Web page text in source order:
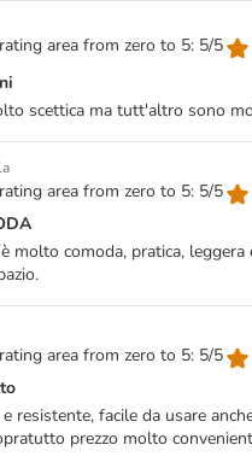
area from zero to 5: 5/5
scettica ma tutt'altro sono
area from zero to 5: 5/5
molto comoda, pratica, leggera
area from zero to 5: 5/5
resistente, facile da usare
prezzo molto